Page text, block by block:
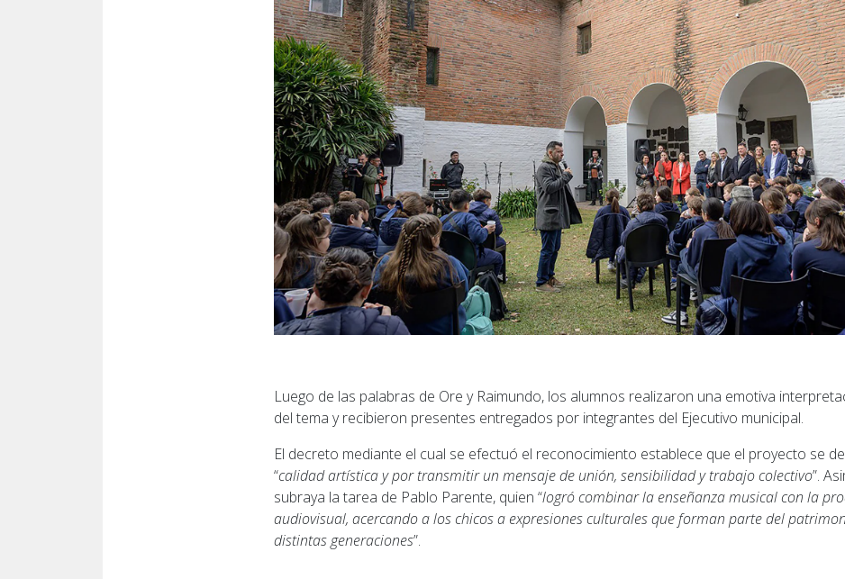
Luego de las palabras de Ore y Raimundo, los alumnos realizaron una emotiva
del tema y recibieron presentes entregados por integrantes del Ejecutivo municipal.
El decreto mediante el cual se efectuó el reconocimiento establece que el proyecto se
“calidad artística y por transmitir un mensaje de unión, sensibilidad y trabajo colectivo”.
subraya la tarea de Pablo Parente, quien “logró combinar la enseñanza musical con la
audiovisual, acercando a los chicos a expresiones culturales que forman parte del
distintas generaciones”.